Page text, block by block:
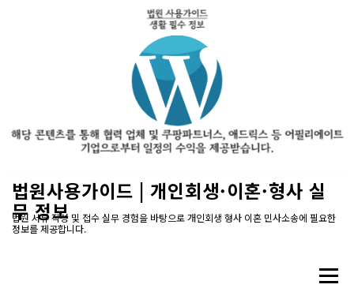
법원사용가이드 | 개인회생·이혼·형사 실
무 정보
법원 서류 작성 및 접수 실무 경험을 바탕으로 개인회생 형사 이혼 민사소송에 필요한
정보를 제공합니다.
메뉴